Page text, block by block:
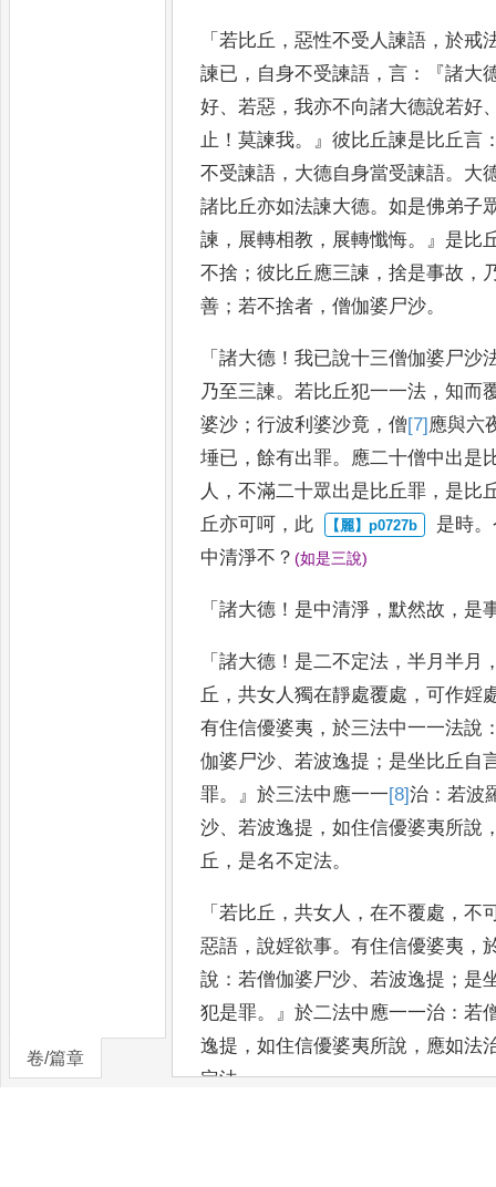
卷/篇章
「若比丘 ，惡性不受人諫語 ，於戒
諫已 ， 自身不受諫語 ，言 ：『諸大
好、若惡 ，我亦不向諸大德說若好
止 ！莫諫我。』彼比丘諫是比丘言
不受諫語 ， 大德自身當受諫語。 大
諸比丘亦如法諫大德。如是佛弟子
諫 ， 展轉相教 ， 展轉懺悔。』 是比
不捨 ；彼比丘應三諫 ，捨是事故 ，
善 ；若不捨者 ，僧伽婆尸沙。
「諸大德 ！我已說十三僧伽婆尸沙
乃至三諫。若比丘犯一一法 ，知而
婆沙 ；行波利婆沙竟 ，僧[7]應與六
埵已 ，餘有出罪。 應二十僧中出是
人 ，不滿二十眾出是比丘罪 ， 是比
丘亦可呵 ， 此 是時。
中清淨不 ？(如是三說)
「諸大德 ！ 是中清淨 ，默然故 ， 是
「諸大德 ！ 是二不定法 ，半月半月
丘 ，共女人獨在靜處覆處 ，可作婬
有住信優婆夷 ，於三法中一一法說
伽婆尸沙、若波逸提 ； 是坐比 丘自
罪。』於三法中應一一[8]治 ：若波
沙、若波逸提 ，如住信優婆夷所說
丘 ， 是名不定法。
「若比丘 ，共女人 ，在不覆處 ，不
惡語 ，說婬欲事。有住信優婆夷 ，
說 ：若僧伽婆尸沙、若波逸提 ； 是
犯是罪。』於二法中應一一治 ：若
逸提 ，如住信優婆夷所說 ， 應如法
定法。